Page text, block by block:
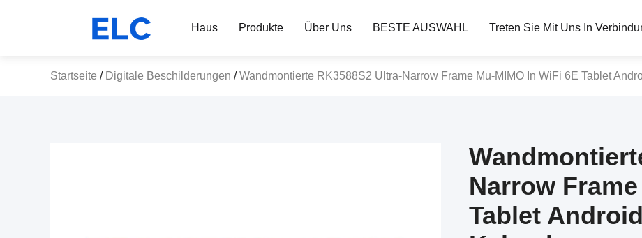
Haus Produkte Über Uns BESTE AUSWAHL Treten Sie Mit Uns In
Startseite / Digitale Beschilderungen / Wandmontierte RK3588S2 Ultra-Narrow Frame Mu-MIMO In WiFi 6E Tablet
Narrow
Tablet